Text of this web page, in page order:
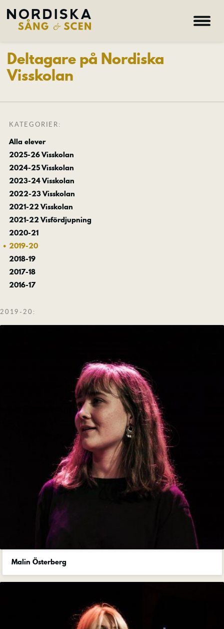
Hem
Om oss
Nyheter
Galleri
Hem – Nordiska folkhögskolan
Kurser
Om skolan
Nyheter
Konferens & B&B
Nordiska deltagare
Kontakt
Deltagare på Nordiska
Visskolan
KATEGORIER:
Alla elever
2025-26 Visskolan
2024-25 Visskolan
2023-24 Visskolan
2022-23 Visskolan
2021-22 Visskolan
2021-22 Visfördjupning
2020-21
2019-20
2018-19
2017-18
2016-17
2019-20:
Malin Österberg